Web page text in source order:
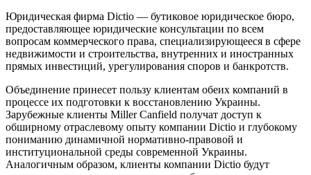
Юридическая фирма Dictio — бутиковое юридическое бюро,
предоставляющее юридические консультации по всем
вопросам коммерческого права, специализирующееся в сфере
недвижимости и строительства, внутренних и иностранных
прямых инвестиций, урегулирования споров и банкротств.
Объединение принесет пользу клиентам обеих компаний в
процессе их подготовки к восстановлению Украины.
Зарубежные клиенты Miller Canfield получат доступ к
обширному отраслевому опыту компании Dictio и глубокому
пониманию динамичной нормативно-правовой и
институциональной среды современной Украины.
Аналогичным образом, клиенты компании Dictio будут